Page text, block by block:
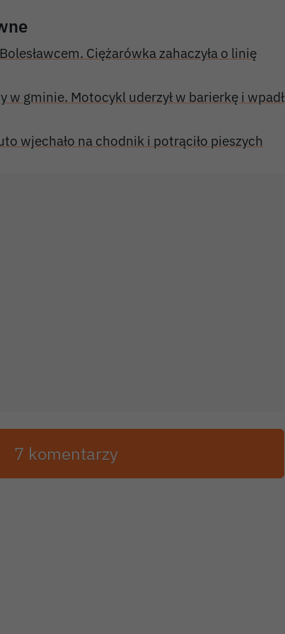
Ciężarówka zahaczyła o linię
w gminie. Motocykl uderzył w barierkę i wpadł
wjechało na chodnik i potrąciło pieszych
7 komentarzy